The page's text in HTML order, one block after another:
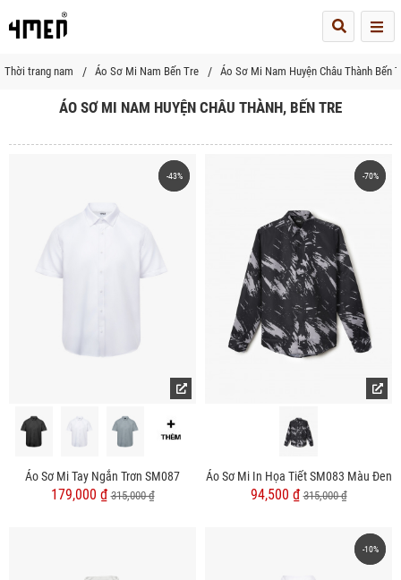
Thời trang nam Áo Sơ Mi Nam Bến Tre Áo Sơ Mi Nam Huyện Châu Thành Bến
ÁO SƠ MI NAM HUYỆN CHÂU THÀNH, BẾN TRE
-43%
-43%
Áo Sơ Mi Tay Ngắn Trơn SM087
179,000 ₫315,000 ₫
-70%
-70%
Áo Sơ Mi In Họa Tiết SM083 Màu Đen
94,500 ₫315,000 ₫
-10%
-10%